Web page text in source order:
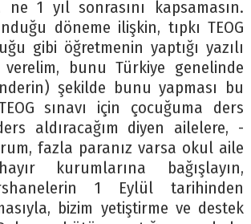
1 yıl sonrasını kapsamasın.
döneme ilişkin, tıpkı TEOG
gibi öğretmenin yaptığı yazılı
verelim, bunu Türkiye genelinde
şekilde bunu yapması bu
sınavı için çocuğuma ders
aldıracağım diyen ailelere, -
fazla paranız varsa okul aile
kurumlarına bağışlayın,
1 Eylül tarihinden
bizim yetiştirme ve destek